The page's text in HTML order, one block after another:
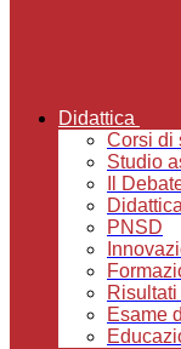
Didattica
Corsi di
Studio
Il
PNSD
Esame